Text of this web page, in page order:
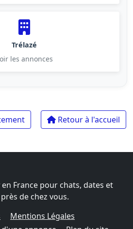
Trélazé
les annonces
Retour à l'accueil
France pour chats, dates et
de chez vous.
Mentions Légales